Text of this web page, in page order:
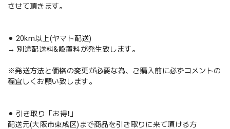
させて頂きます。
⚫︎ 20km以上(ヤマト配送)
→ 別途配送料&設置料が発生致します。
※発送方法と価格の変更が必要な為、ご購入前に必ずコメントの
程宜しくお願い致します。
⚫︎ 引き取り「お得❗️」
配送元(大阪市東成区)まで商品を引き取りに来て頂ける方